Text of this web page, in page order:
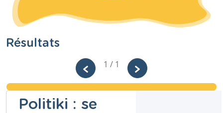
Résultats
1 / 1
Politiki : se